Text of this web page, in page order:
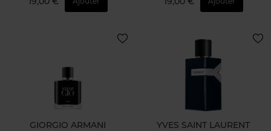
GIORGIO ARMANI YVES SAINT LAURENT